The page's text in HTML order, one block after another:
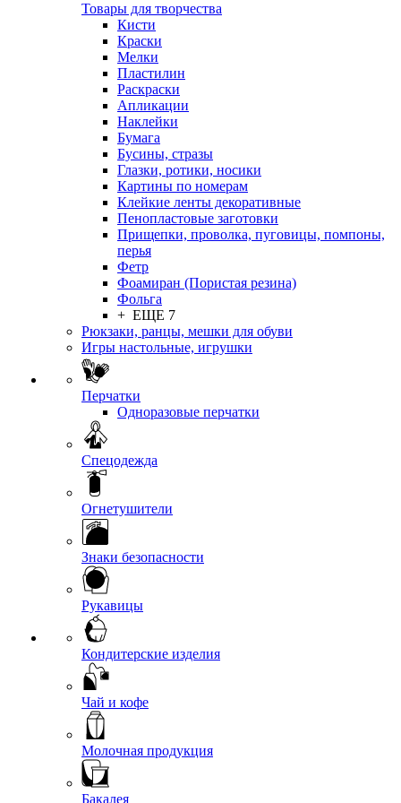
Товары для творчества
Кисти
Краски
Мелки
Пластилин
Раскраски
Апликации
Наклейки
Бумага
Бусины, стразы
Глазки, ротики, носики
Картины по номерам
Клейкие ленты декоративные
Пенопластовые заготовки
Прищепки, проволка, пуговицы, помпоны,
перья
Фетр
Фоамиран (Пористая резина)
Фольга
+ ЕЩЕ 7
Рюкзаки, ранцы, мешки для обуви
Игры настольные, игрушки
Перчатки
Одноразовые перчатки
Спецодежда
Огнетушители
Знаки безопасности
Рукавицы
Кондитерские изделия
Чай и кофе
Молочная продукция
Бакалея